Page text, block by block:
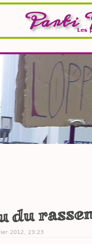
Parti Les
du
2012, 23:23